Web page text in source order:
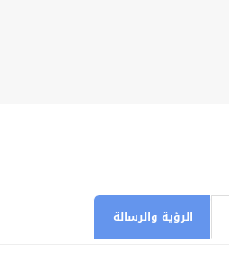
الرؤية والرسالة